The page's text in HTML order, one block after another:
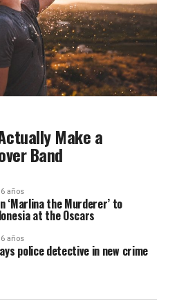
Make a
Band
años
‘Marlina the Murderer’ to
at the Oscars
años
police detective in new crime